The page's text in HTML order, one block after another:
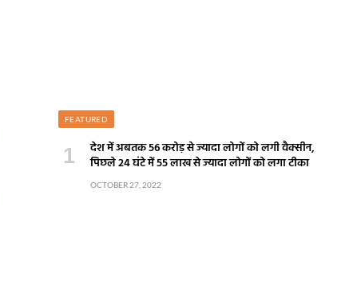
FEATURED
देश में अबतक 56 करोड़ से ज्यादा लोगों को लगी वैक्सीन,
पिछले 24 घंटे में 55 लाख से ज्यादा लोगों को लगा टीका
OCTOBER 27, 2022